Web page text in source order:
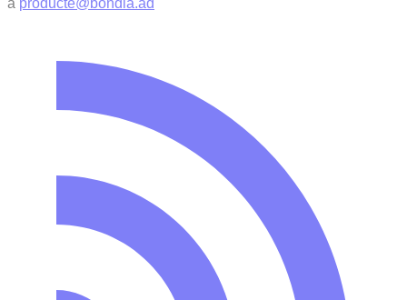
a producte@bondia.ad